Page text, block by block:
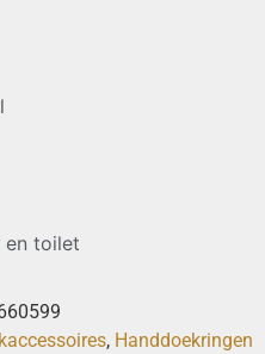
en toilet
, Handdoekringen